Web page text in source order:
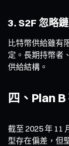
3. S2F 忽略
比特幣供給雖有
定。長期持幣者
供給結構。
四、Plan
截至 2025 年 11
型存在偏差，但